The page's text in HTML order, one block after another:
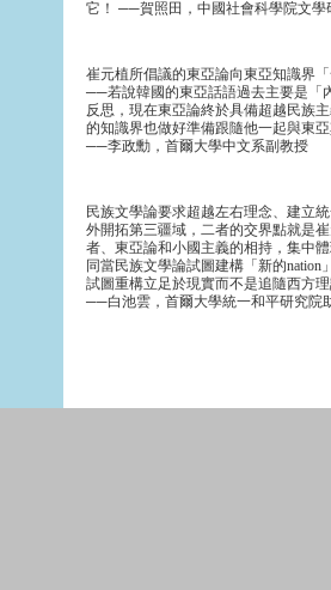
它！ ──賀照田，中國社會科學院文
崔元植所倡議的東亞論向東亞知識界
──若說韓國的東亞話語過去主要是「
反思，現在東亞論終於具備超越民族
的知識界也做好準備跟隨他一起與東
──李政勳，首爾大學中文系副教授
民族文學論要求超越左右理念、建立
外開拓第三疆域，二者的交界點就是
者、東亞論和小國主義的相持，集中
同當民族文學論試圖建構「新的
試圖重構立足於現實而不是追隨西方
──白池雲，首爾大學統一和平研究院